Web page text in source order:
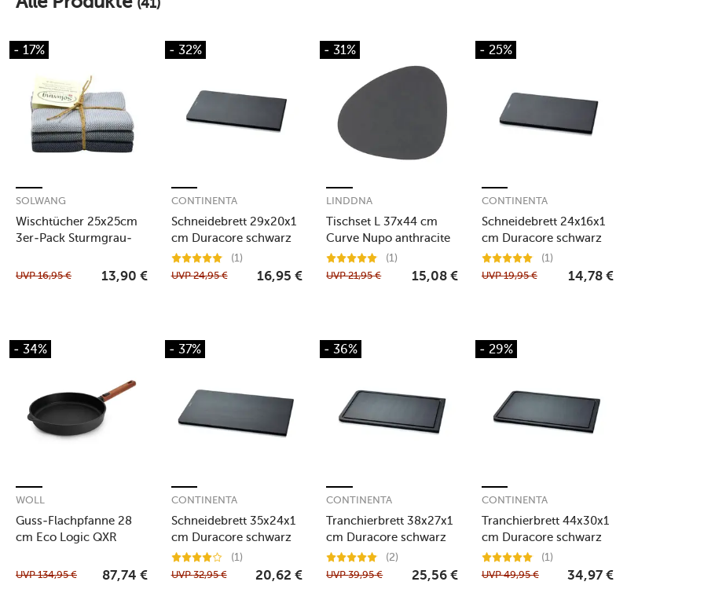
- 17%
Wischtücher 25x25cm
3er-Pack Sturmgrau-
SOLWANG
UVP16,95 € 13,90 €
- 32%
Schneidebrett 29x20x1
cm Duracore schwarz
CONTINENTA
(1)
UVP24,95 € 16,95 €
- 31%
Tischset L 37x44 cm
Curve Nupo anthracite
LINDDNA
(1)
UVP21,95 € 15,08 €
- 25%
Schneidebrett 24x16x1
cm Duracore schwarz
CONTINENTA
(1)
UVP19,95 € 14,78 €
- 34%
Guss-Flachpfanne 28
cm Eco Logic QXR
WOLL
UVP134,95 € 87,74 €
- 37%
Schneidebrett 35x24x1
cm Duracore schwarz
CONTINENTA
(1)
UVP32,95 € 20,62 €
- 36%
Tranchierbrett 38x27x1
cm Duracore schwarz
CONTINENTA
(2)
UVP39,95 € 25,56 €
- 29%
Tranchierbrett 44x30x1
cm Duracore schwarz
CONTINENTA
(1)
UVP49,95 € 34,97 €